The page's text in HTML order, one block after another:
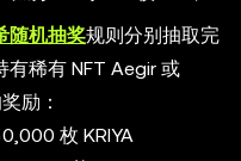
随机抽奖规则分别抽取完
稀有 NFT Aegir 或
励：
枚 KRIYA